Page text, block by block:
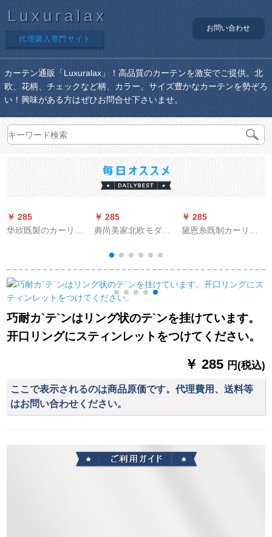
Luxuralax
代理購入専門サイト
お問い合わせ
カーテン通販「Luxuralax」！高品質のカーテンを激安でご提供。北
欧、花柄、チェックなど柄、カラー、サイズ豊かなカーテンを勢ぞろ
い！興味がある方はぜひお問合せ下さいませ。
￥ 285
华欣既製のカーリン
カーターの防光遮光
リング寝室の外窓パ
ン不要カーンテーン
【米色布】白纱1米价
をプレゼにします。
￥ 285
典尚美家北欧モダン
遮断ホットカーター
テーン新商品既製カ
ーターテーテ寝室出
窓オダカーターテー
ターテーリングリン
グテーリングリング
リングリングリング
グパンチ穴)
￥ 285
黛恩糸既制カーリン
遮光布天然素材つぎ
ゃっと合せせせせせ
青+灰布毎米(加工无
料、カーリンググリ
ル及び付属品の计算
巧耐カ`テ`ンはリング状のテ`ンを挂けています。
开口リングにスティンレットをつけてください。
￥ 285 円(税込)
ここで表示されるのは商品原価です。代理費用、送料等
はお問い合わせください。